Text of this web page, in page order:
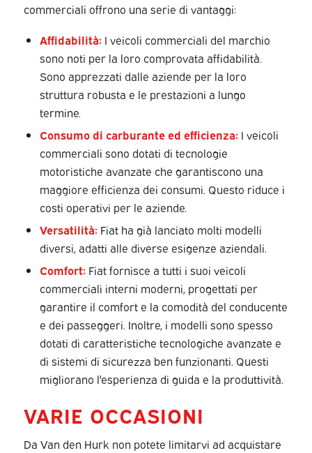
commerciali offrono una serie di vantaggi:
Affidabilità: I veicoli commerciali del marchio
sono noti per la loro comprovata affidabilità.
Sono apprezzati dalle aziende per la loro
struttura robusta e le prestazioni a lungo
termine.
Consumo di carburante ed efficienza: I veicoli
commerciali sono dotati di tecnologie
motoristiche avanzate che garantiscono una
maggiore efficienza dei consumi. Questo riduce i
costi operativi per le aziende.
Versatilità: Fiat ha già lanciato molti modelli
diversi, adatti alle diverse esigenze aziendali.
Comfort: Fiat fornisce a tutti i suoi veicoli
commerciali interni moderni, progettati per
garantire il comfort e la comodità del conducente
e dei passeggeri. Inoltre, i modelli sono spesso
dotati di caratteristiche tecnologiche avanzate e
di sistemi di sicurezza ben funzionanti. Questi
migliorano l'esperienza di guida e la produttività.
VARIE OCCASIONI
Da Van den Hurk non potete limitarvi ad acquistare